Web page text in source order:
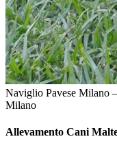
Naviglio Pavese Milano
Milano
Allevamento Cani